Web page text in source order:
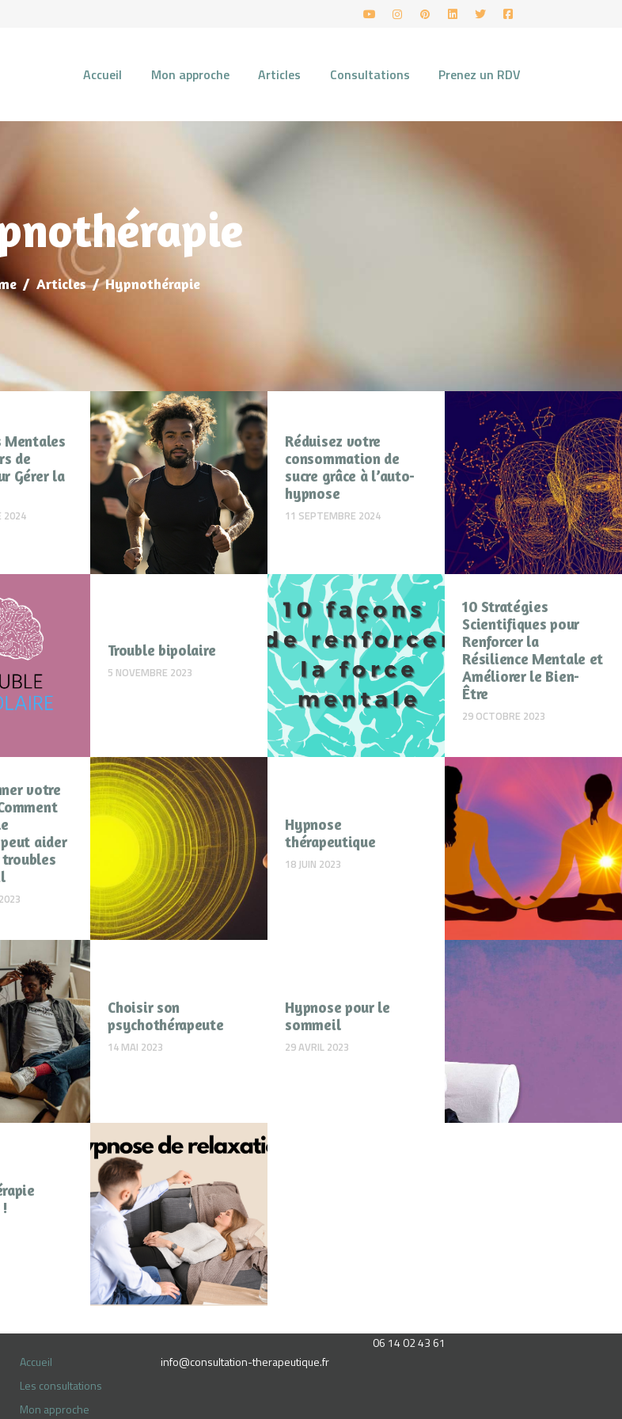
Accueil Mon approche Articles Consultations Prenez un RDV
Articles Hypnothérapie
UN RDV
Mentales
de
Gérer la
2024
Réduisez votre
consommation de
sucre grâce à l’auto-
hypnose
11 SEPTEMBRE 2024
Trouble bipolaire
5 NOVEMBRE 2023
10 Stratégies
Scientifiques pour
Renforcer la
Résilience Mentale et
Améliorer le Bien-
Être
29 OCTOBRE 2023
votre
aider
Hypnose
thérapeutique
18 JUIN 2023
Choisir son
psychothérapeute
14 MAI 2023
la cohérence
5 MAI 2023
Hypnose pour le
sommeil
29 AVRIL 2023
Accueil
Les consultations
Mon approche
06 14 02 43 61
info@consultation-therapeutique.fr